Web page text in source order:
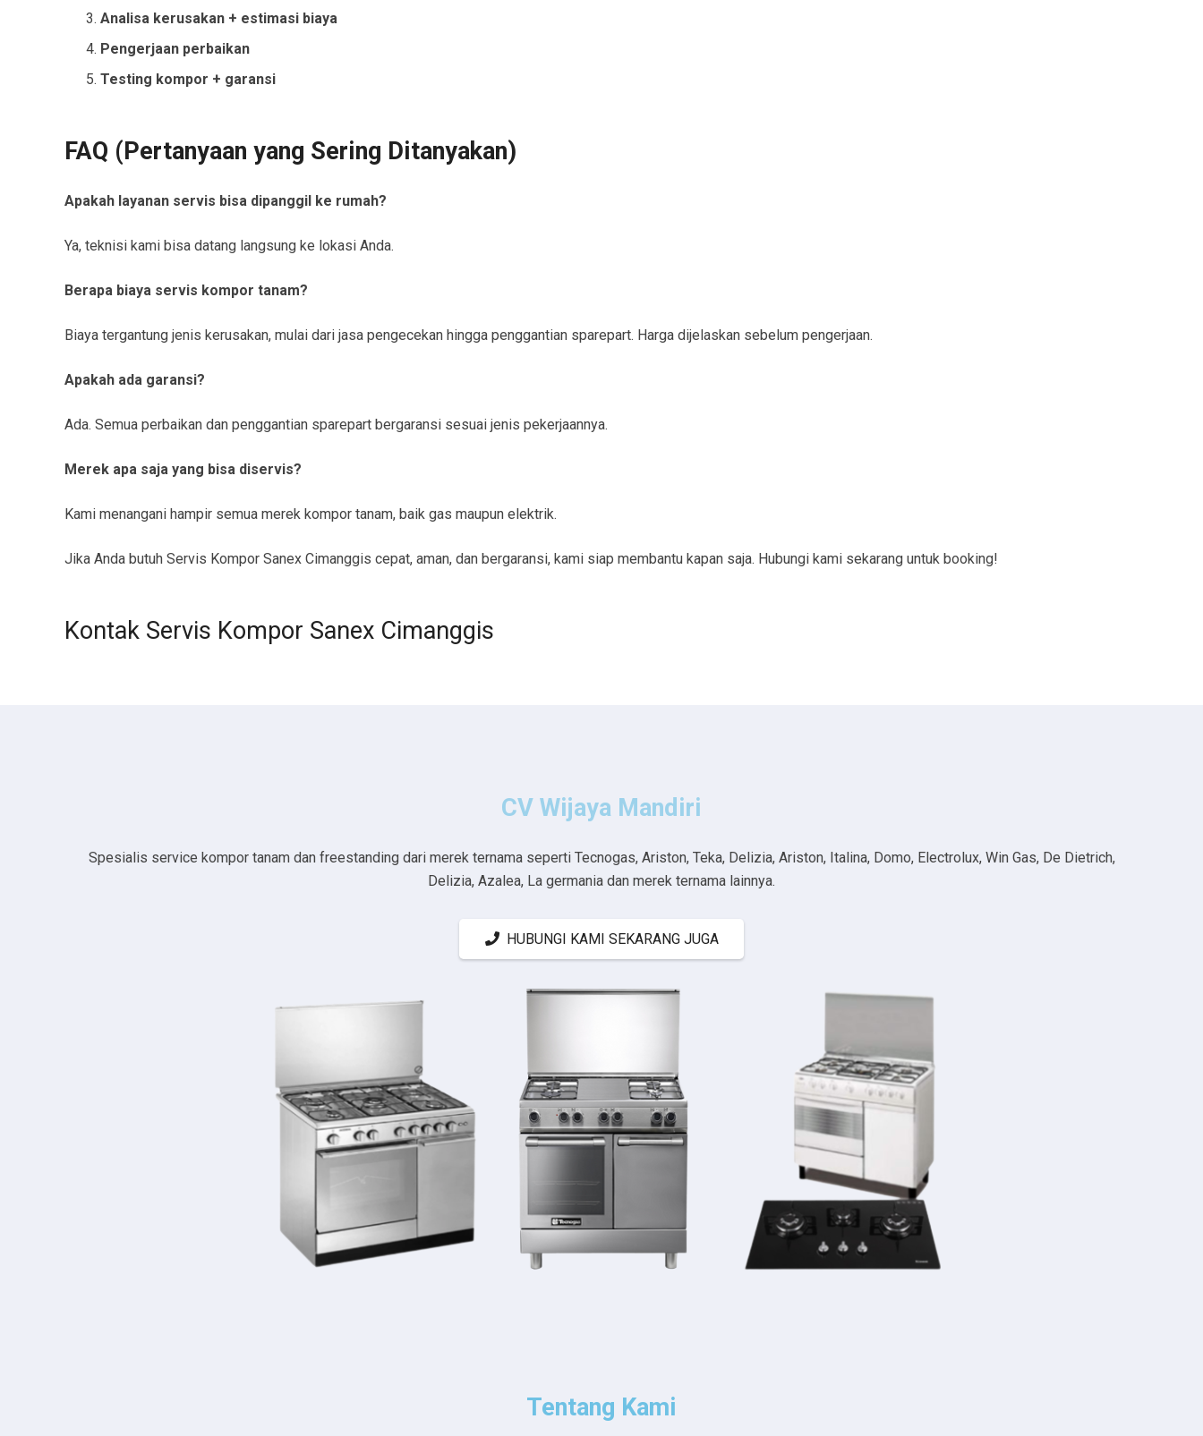
Analisa kerusakan + estimasi biaya
Pengerjaan perbaikan
Testing kompor + garansi
FAQ (Pertanyaan yang Sering Ditanyakan)
Apakah layanan servis bisa dipanggil ke rumah?
Ya, teknisi kami bisa datang langsung ke lokasi Anda.
Berapa biaya servis kompor tanam?
Biaya tergantung jenis kerusakan, mulai dari jasa pengecekan hingga penggantian sparepart. Harga dijelaskan sebelum pengerjaan.
Apakah ada garansi?
Ada. Semua perbaikan dan penggantian sparepart bergaransi sesuai jenis pekerjaannya.
Merek apa saja yang bisa diservis?
Kami menangani hampir semua merek kompor tanam, baik gas maupun elektrik.
Jika Anda butuh Servis Kompor Sanex Cimanggis cepat, aman, dan bergaransi, kami siap membantu kapan saja. Hubungi kami sekarang untuk booking!
Kontak Servis Kompor Sanex Cimanggis
CV Wijaya Mandiri
Spesialis service kompor tanam dan freestanding dari merek ternama seperti Tecnogas, Ariston, Teka, Delizia, Ariston, Italina, Domo, Electrolux, Win Gas, De Dietrich,
Delizia, Azalea, La germania dan merek ternama lainnya.
HUBUNGI KAMI SEKARANG JUGA
Tentang Kami